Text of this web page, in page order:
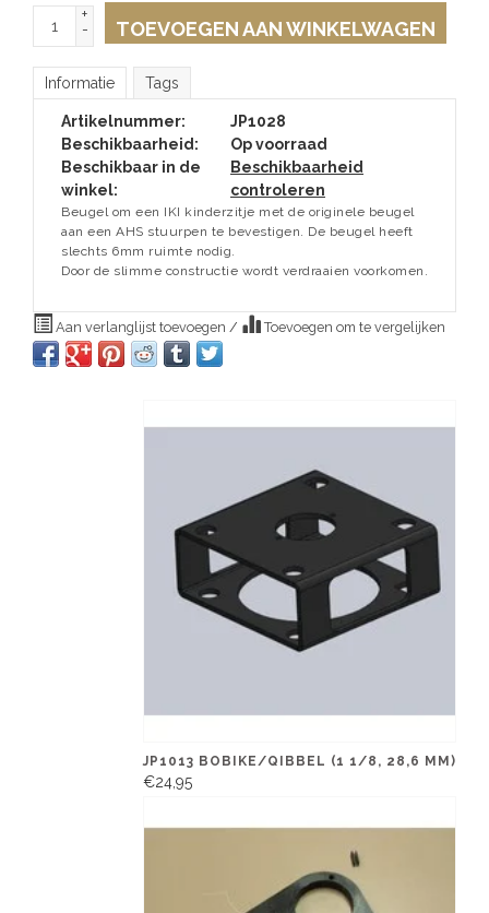
+
-
TOEVOEGEN AAN WINKELWAGEN
Informatie Tags
Artikelnummer:
JP1028
Beschikbaarheid:
Op voorraad
Beschikbaar in de
winkel:
Beschikbaarheid
controleren
Beugel om een IKI kinderzitje met de originele beugel
aan een AHS stuurpen te bevestigen. De beugel heeft
slechts 6mm ruimte nodig.
Door de slimme constructie wordt verdraaien voorkomen.
Aan verlanglijst toevoegen / Toevoegen om te vergelijken
JP1013 BOBIKE/QIBBEL (1 1/8, 28,6 MM)
€24,95